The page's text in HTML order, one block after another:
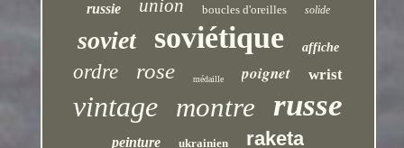
russie union boucles d'oreilles solide
soviet soviétique affiche
ordre rose médaille poignet wrist
vintage montre russe
peinture ukrainien raketa